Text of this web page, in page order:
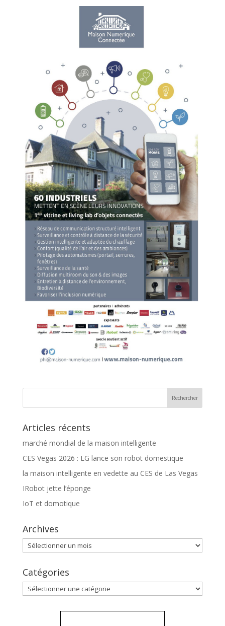
Articles récents
marché mondial de la maison intelligente
CES Vegas 2026 : LG lance son robot domestique
la maison intelligente en vedette au CES de Las Vegas
IRobot jette l’éponge
IoT et domotique
Archives
Archives
Catégories
Catégories